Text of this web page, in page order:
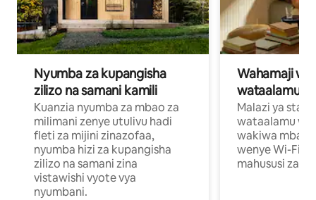
Nyumba za kupangisha
zilizo na samani kamili
Kuanzia nyumba za mbao za
milimani zenye utulivu hadi
fleti za mijini zinazofaa,
nyumba hizi za kupangisha
zilizo na samani zina
vistawishi vyote vya
nyumbani.
Wahamaji
wataalamu
Malazi ya
wataalamu
wakiwa mbali
wenye Wi-Fi
mahususi za